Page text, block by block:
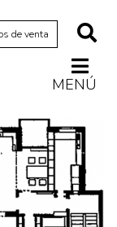
de venta
MENÚ